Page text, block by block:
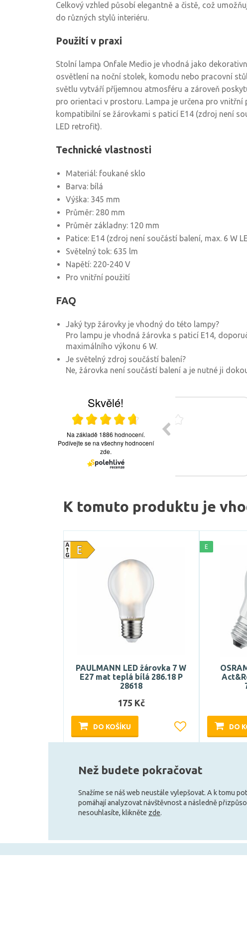
Celkový vzhled působí elegantně a čistě, což
do různých stylů interiéru.
Použití v praxi
Stolní lampa Onfale Medio je vhodná jako
osvětlení na noční stolek, komodu nebo pracovní
světlu vytváří příjemnou atmosféru a zároveň
pro orientaci v prostoru. Lampa je určena pro vnitřní
kompatibilní se žárovkami s paticí E14 (zdroj není
LED retrofit).
Technické vlastnosti
Materiál: foukané sklo
Barva: bílá
Výška: 345 mm
Průměr: 280 mm
Průměr základny: 120 mm
Patice: E14 (zdroj není součástí balení, max. 6 W
Světelný tok: 635 lm
Napětí: 220-240 V
Pro vnitřní použití
FAQ
Jaký typ žárovky je vhodný do této lampy?
Pro lampu je vhodná žárovka s paticí E14,
maximálního výkonu 6 W.
Je světelný zdroj součástí balení?
Ne, žárovka není součástí balení a je nutné ji
K tomuto produktu je
PAULMANN LED žárovka 7 W
E27 mat teplá bílá 286.18 P
28618
175 Kč
DO KOŠÍKU
E
DO
Než budete pokračovat
Snažíme se náš web neustále vylepšovat. A k tomu
pomáhají analyzovat návštěvnost a následně
nesouhlasíte, klikněte zde.